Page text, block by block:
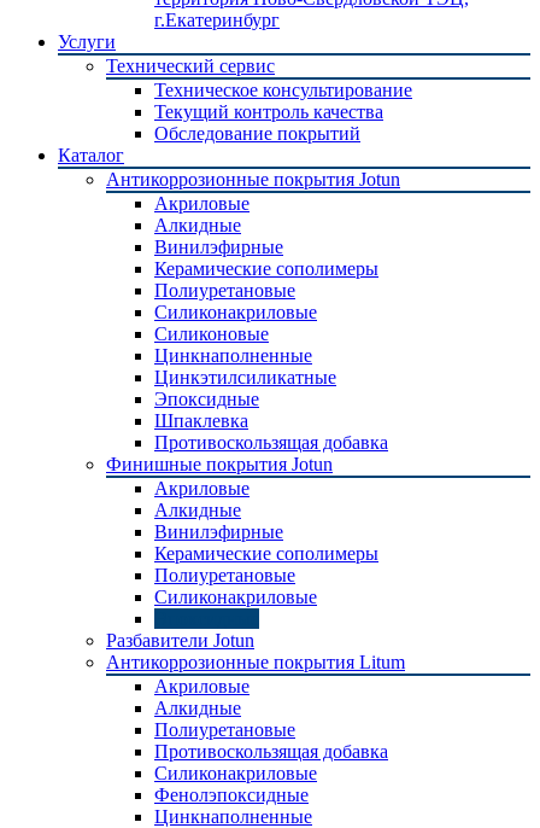
г.Екатеринбург
Услуги
Технический сервис
Техническое консультирование
Текущий контроль качества
Обследование покрытий
Каталог
Антикоррозионные покрытия Jotun
Акриловые
Алкидные
Винилэфирные
Керамические сополимеры
Полиуретановые
Силиконакриловые
Силиконовые
Цинкнаполненные
Цинкэтилсиликатные
Эпоксидные
Шпаклевка
Противоскользящая добавка
Финишные покрытия Jotun
Акриловые
Алкидные
Винилэфирные
Керамические сополимеры
Полиуретановые
Силиконакриловые
Разбавители Jotun
Антикоррозионные покрытия Litum
Акриловые
Алкидные
Полиуретановые
Противоскользящая добавка
Силиконакриловые
Фенолэпоксидные
Цинкнаполненные